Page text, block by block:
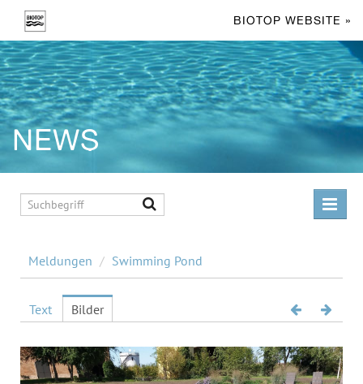
NEWS
BIOTOP WEBSITE »
Living Pool
Swimming Pond
MEDIA
Meldungen / Swimming Pond
Text Bilder